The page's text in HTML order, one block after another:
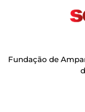
Fundação de